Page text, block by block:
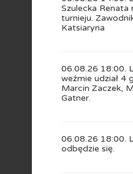
Szulecka Renata
turnieju.
Katsiaryna
06.08.26 18:00.
weźmie udział 4
Marcin Zaczek,
Gatner.
06.08.26 18:00.
odbędzie się.